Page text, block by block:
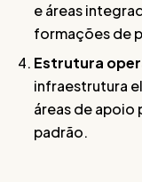
e áreas
formações de
Estrutura
infraestrutura
áreas de apoio
padrão.